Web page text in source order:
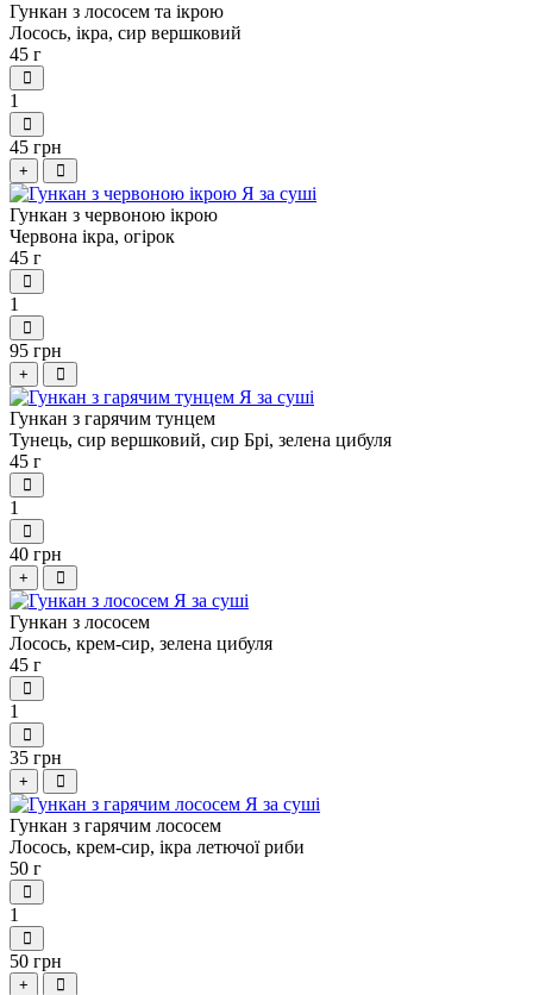
Гункан з лососем та ікрою
Лосось, ікра, сир вершковий
45 г
1
45 грн
+
Гункан з червоною ікрою
Червона ікра, огірок
45 г
1
95 грн
+
Гункан з гарячим тунцем
Тунець, сир вершковий, сир Брі, зелена цибуля
45 г
1
40 грн
+
Гункан з лососем
Лосось, крем-сир, зелена цибуля
45 г
1
35 грн
+
Гункан з гарячим лососем
Лосось, крем-сир, ікра летючої риби
50 г
1
50 грн
+